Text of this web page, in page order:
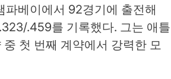
파베이에서 92경기에 출전해
.459를 기록했다. 그는 애틀
첫 번째 계약에서 강력한 모